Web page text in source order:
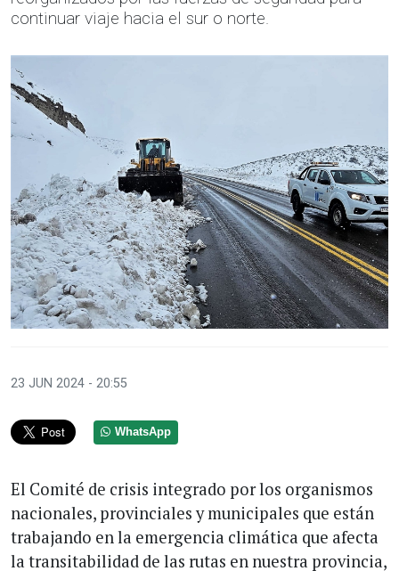
continuar viaje hacia el sur o norte.
23 JUN 2024 - 20:55
WhatsApp
El Comité de crisis integrado por los organismos
nacionales, provinciales y municipales que están
trabajando en la emergencia climática que afecta
la transitabilidad de las rutas en nuestra provincia,